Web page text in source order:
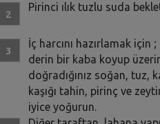
Pirinci ılık tuzlu suda
İç harcını hazırlamak için
derin bir kaba koyup
doğradığınız soğan, tuz,
kaşığı tahin, pirinç ve
iyice yoğurun.